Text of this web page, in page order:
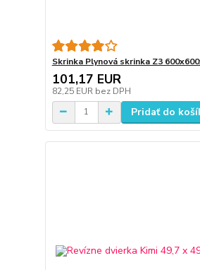
Skrinka Plynová skrinka Z3
101,17 EUR
82,25 EUR bez DPH
Pridať do